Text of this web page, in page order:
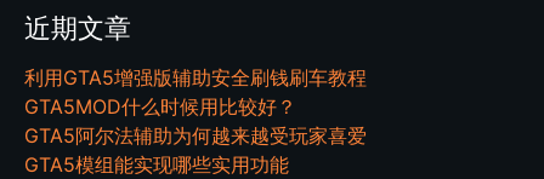
近期文章
利用GTA5增强版辅助安全刷钱刷车教程
GTA5MOD什么时候用比较好？
GTA5阿尔法辅助为何越来越受玩家喜爱
GTA5模组能实现哪些实用功能